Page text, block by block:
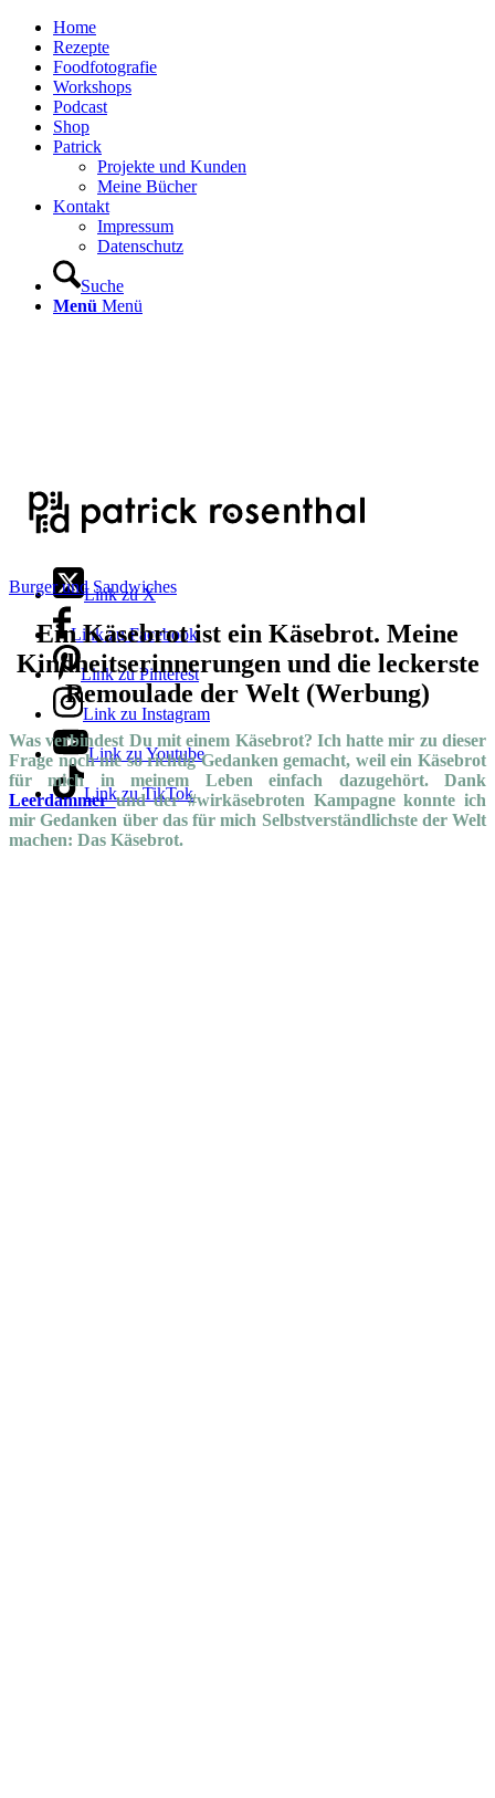
Home
Rezepte
Foodfotografie
Workshops
Podcast
Shop
Patrick
Projekte und Kunden
Meine Bücher
Kontakt
Impressum
Datenschutz
Suche
Menü Menü
Link zu X
Link zu Facebook
Link zu Pinterest
Link zu Instagram
Link zu Youtube
Link zu TikTok
Burger und Sandwiches
Ein Käsebrot ist ein Käsebrot. Meine
Kindheitserinnerungen und die leckerste
Remoulade der Welt (Werbung)
Was verbindest Du mit einem Käsebrot? Ich hatte mir zu dieser
Frage noch nie so richtig Gedanken gemacht, weil ein Käsebrot
für mich in meinem Leben einfach dazugehört. Dank
Leerdammerund der #wirkäsebroten Kampagne konnte ich
mir Gedanken über das für mich Selbstverständlichste der Welt
machen: Das Käsebrot.